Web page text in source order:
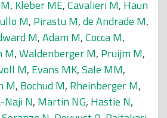
, Kleber ME,Cavalieri M, Haun
M, Pirastu M,de Andrade M,
M,Adam M,Cocca M,
M,Waldenberger M, Pruijm M,
M, Evans MK,Sale MM,
M, Bochud M, Rheinberger M,
Naji N, Martin NG, Hastie N,